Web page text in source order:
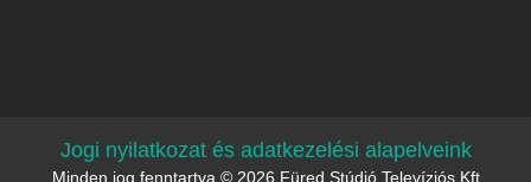
Jogi nyilatkozat és adatkezelési alapelveink
Minden jog fenntartva © 2026 Füred Stúdió Televíziós Kft